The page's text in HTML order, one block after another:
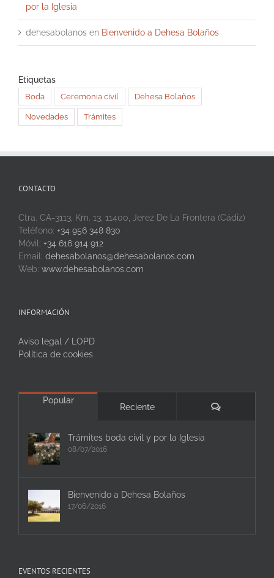
por la Iglesia
dehesabolanos en Bienvenido a Dehesa Bolaños
Etiquetas
Boda Ceremonia civil Dehesa Bolaños
Novedades Trámites
CONTACTO
Ctra. CA-3113, Km. 13, 11400, Jerez De La Frontera (Cádiz)
Teléfono: +34 956 348 830
Móvil: +34 616 914 912
Email: dehesabolanos@dehesabolanos.com
Web: www.dehesabolanos.com
INFORMACIÓN
Aviso legal / LOPD
Política de cookies
Popular
Reciente Comentarios
Trámites boda civil y por la Iglesia
08/07/2016
Bienvenido a Dehesa Bolaños
17/06/2016
EVENTOS RECIENTES